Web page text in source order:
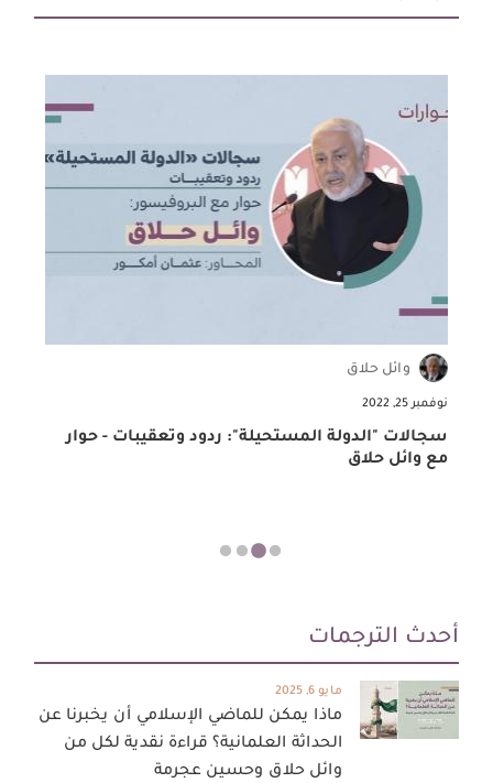
وائل حلاق
نوفمبر 25, 2022
سجالات "الدولة المستحيلة": ردود وتعقيبات - حوار
مع وائل حلاق
أحدث الترجمات
مايو 6, 2025
ماذا يمكن للماضي الإسلامي أن يخبرنا عن
الحداثة العلمانية؟ قراءة نقدية لكل من
وائل حلاق وحسين عجرمة